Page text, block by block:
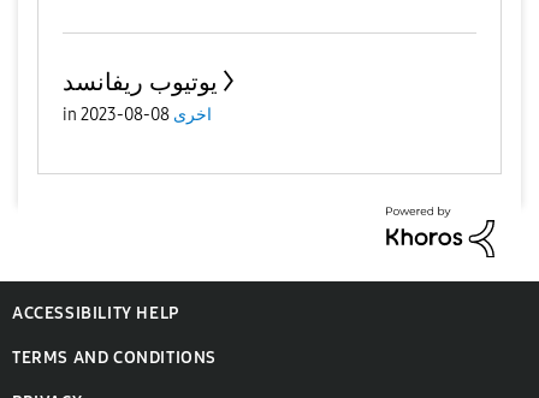
يوتيوب ريفانسد
in اخرى 08-08-2023
ACCESSIBILITY HELP
TERMS AND CONDITIONS